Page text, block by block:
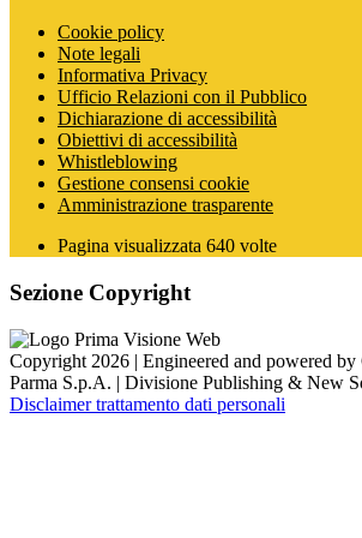
Cookie policy
Note legali
Informativa Privacy
Ufficio Relazioni con il Pubblico
Dichiarazione di accessibilità
Obiettivi di accessibilità
Whistleblowing
Gestione consensi cookie
Amministrazione trasparente
Pagina visualizzata 640 volte
Sezione Copyright
Copyright 2026 | Engineered and powered by
Parma S.p.A. | Divisione Publishing & New
Disclaimer trattamento dati personali